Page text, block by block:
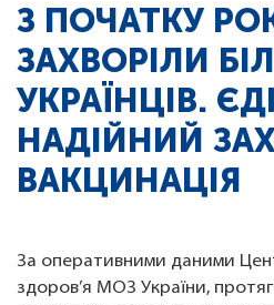
З ПОЧАТКУ
ЗАХВОРІЛИ
УКРАЇНЦІВ.
НАДІЙНИЙ
ВАКЦИНАЦІЯ
За оперативними даними
здоров’я МОЗ України,